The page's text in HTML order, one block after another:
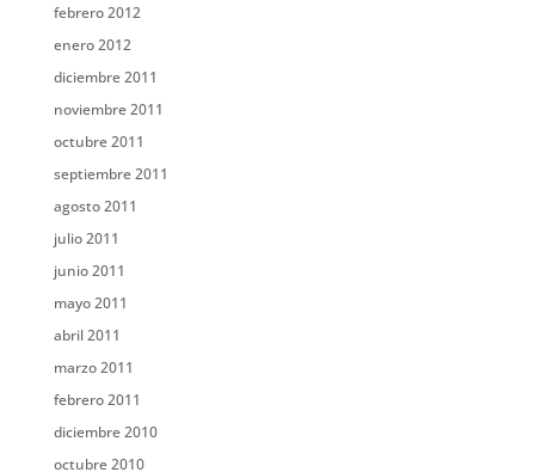
febrero 2012
enero 2012
diciembre 2011
noviembre 2011
octubre 2011
septiembre 2011
agosto 2011
julio 2011
junio 2011
mayo 2011
abril 2011
marzo 2011
febrero 2011
diciembre 2010
octubre 2010